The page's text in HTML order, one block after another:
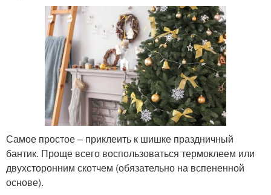
Самое простое – приклеить к шишке праздничный
бантик. Проще всего воспользоваться термоклеем или
двухсторонним скотчем (обязательно на вспененной
основе).